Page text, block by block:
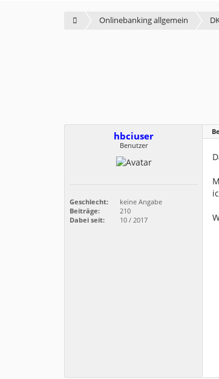
Onlinebanking allgemein
hbciuser
Benutzer
Geschlecht:
keine Angabe
Beiträge:
210
Dabei seit:
10 / 2017